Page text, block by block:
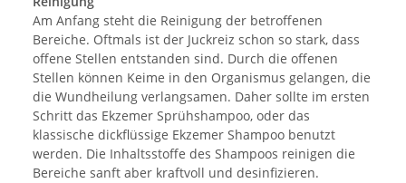
Am Anfang steht die Reinigung der betroffenen
Bereiche. Oftmals ist der Juckreiz schon so stark, dass
offene Stellen entstanden sind. Durch die offenen
Stellen können Keime in den Organismus gelangen, die
die Wundheilung verlangsamen. Daher sollte im ersten
Schritt das Ekzemer Sprühshampoo, oder das
klassische dickflüssige Ekzemer Shampoo benutzt
werden. Die Inhaltsstoffe des Shampoos reinigen die
Bereiche sanft aber kraftvoll und desinfizieren.